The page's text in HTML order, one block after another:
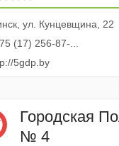
ул. Кунцевщина, 22
(17) 256-87-...
5gdp.by
Городская
№ 4